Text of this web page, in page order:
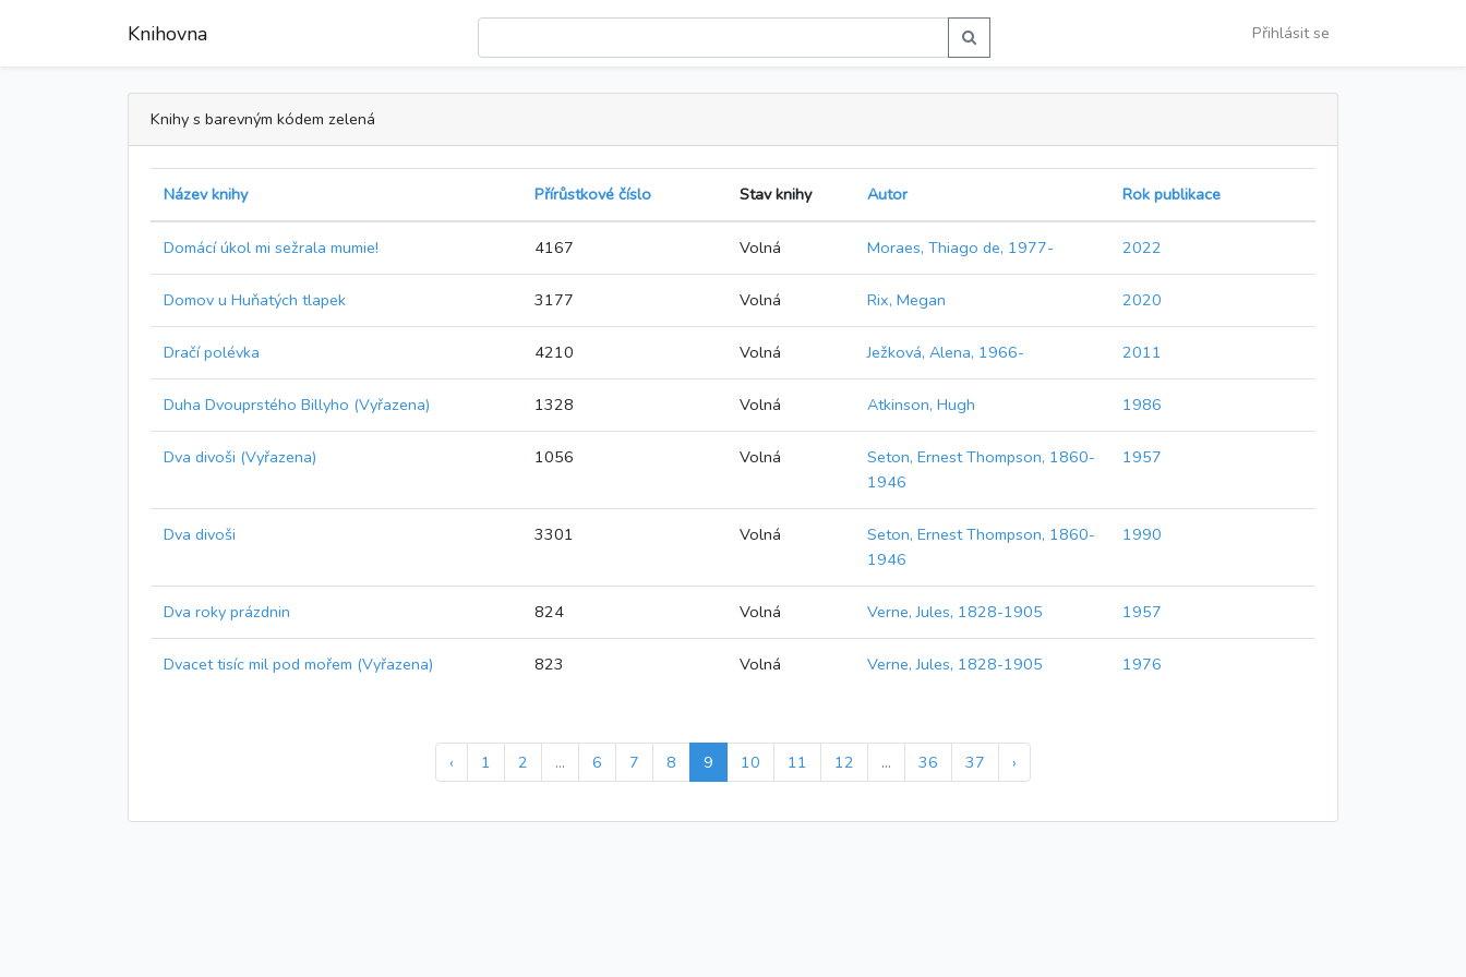
Knihovna Přihlásit se
Knihy s barevným kódem zelená
Název knihy Přírůstkové číslo Stav knihy Autor Rok publikace
Domácí úkol mi sežrala mumie! 4167 Volná Moraes, Thiago de, 1977- 2022
Domov u Huňatých tlapek 3177 Volná Rix, Megan 2020
Dračí polévka 4210 Volná Ježková, Alena, 1966- 2011
Duha Dvouprstého Billyho (Vyřazena) 1328 Volná Atkinson, Hugh 1986
Dva divoši (Vyřazena) 1056 Volná
Seton, Ernest Thompson, 1860-
1946
1957
Dva divoši 3301 Volná
Seton, Ernest Thompson, 1860-
1946
1990
Dva roky prázdnin 824 Volná Verne, Jules, 1828-1905 1957
Dvacet tisíc mil pod mořem (Vyřazena) 823 Volná Verne, Jules, 1828-1905 1976
‹ 1 2 ... 6 7 8 9 10 11 12 ... 36 37 ›